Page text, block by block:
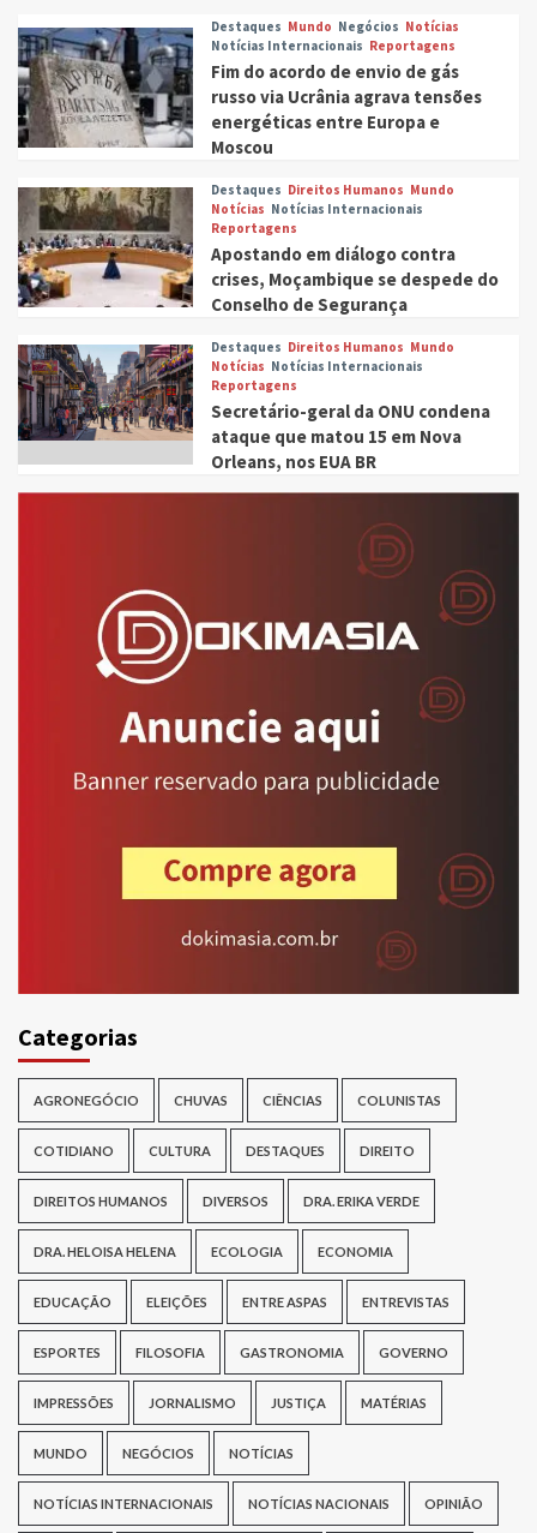
Destaques Mundo Negócios Notícias
Notícias Internacionais Reportagens
Fim do acordo de envio de gás
russo via Ucrânia agrava tensões
energéticas entre Europa e
Moscou
Destaques Direitos Humanos Mundo
Notícias Notícias Internacionais
Reportagens
Apostando em diálogo contra
crises, Moçambique se despede do
Conselho de Segurança
Destaques Direitos Humanos Mundo
Notícias Notícias Internacionais
Reportagens
Secretário-geral da ONU condena
ataque que matou 15 em Nova
Orleans, nos EUA BR
Categorias
AGRONEGÓCIO CHUVAS CIÊNCIAS COLUNISTAS
COTIDIANO CULTURA DESTAQUES DIREITO
DIREITOS HUMANOS DIVERSOS DRA. ERIKA VERDE
DRA. HELOISA HELENA ECOLOGIA ECONOMIA
EDUCAÇÃO ELEIÇÕES ENTRE ASPAS ENTREVISTAS
ESPORTES FILOSOFIA GASTRONOMIA GOVERNO
IMPRESSÕES JORNALISMO JUSTIÇA MATÉRIAS
MUNDO NEGÓCIOS NOTÍCIAS
NOTÍCIAS INTERNACIONAIS NOTÍCIAS NACIONAIS OPINIÃO